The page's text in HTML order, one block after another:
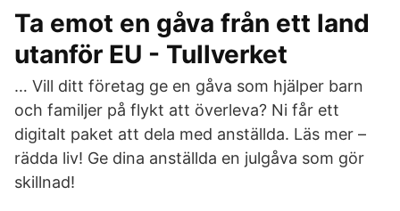
Ta emot en gåva från ett land
utanför EU - Tullverket
… Vill ditt företag ge en gåva som hjälper barn
och familjer på flykt att överleva? Ni får ett
digitalt paket att dela med anställda. Läs mer –
rädda liv! Ge dina anställda en julgåva som gör
skillnad!